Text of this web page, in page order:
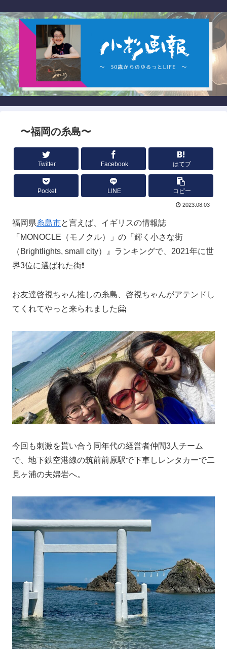
〜福岡の糸島〜
Twitter Facebook はてブ
Pocket LINE コピー
2023.08.03
福岡県糸島市と言えば、イギリスの情報誌
「MONOCLE（モノクル）」の『輝く小さな街
（Brightlights, small city）』ランキングで、2021年に世
界3位に選ばれた街❗️
お友達啓視ちゃん推しの糸島、啓視ちゃんがアテンドし
てくれてやっと来られました🤗
今回も刺激を貰い合う同年代の経営者仲間3人チーム
で、地下鉄空港線の筑前前原駅で下車しレンタカーで二
見ヶ浦の夫婦岩へ。